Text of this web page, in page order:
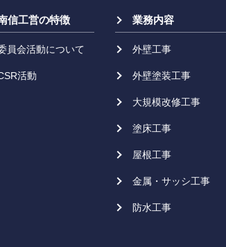
信工営の特徴
員会活動について
活動
業務内容
外壁工事
外壁塗装工事
大規模改修工事
塗床工事
屋根工事
金属・サッシ工事
防水工事